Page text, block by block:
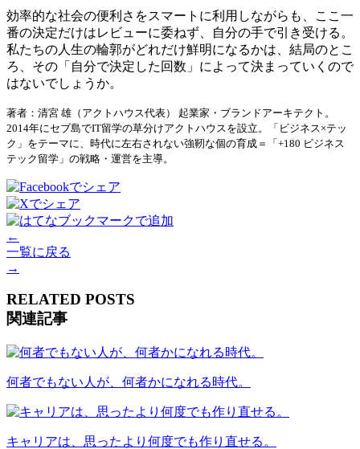
効率的な社会の便利さをスマートに利用しながらも、ここ一
番の決定だけはレビューに委ねず、自分の手で引き受ける。
私たちの人生の輪郭がどれだけ鮮明になるかは、結局のとこ
ろ、その「自分で決定した回数」によって決まっていくので
はないでしょうか。
著者：清宮 雄（アクトハウス代表） 起業家・ブランドアーキテクト。
2014年にセブ島でIT留学の草分けアクトハウスを設立。「ビジネス×テッ
ク」をテーマに、時代に左右されない強靭な個の育成＝「+180 ビジネス
テック留学」の戦略・運営を主導。
←
一覧に戻る
→
RELATED POSTS
関連記事
何者でもない人が、何者かになれる時代。
キャリアは、思ったより何度でも作り直せる。